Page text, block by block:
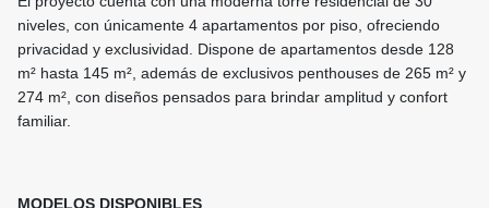
niveles, con únicamente 4 apartamentos por piso, ofreciendo
privacidad y exclusividad. Dispone de apartamentos desde 128
m² hasta 145 m², además de exclusivos penthouses de 265 m² y
274 m², con diseños pensados para brindar amplitud y confort
familiar.
MODELOS DISPONIBLES